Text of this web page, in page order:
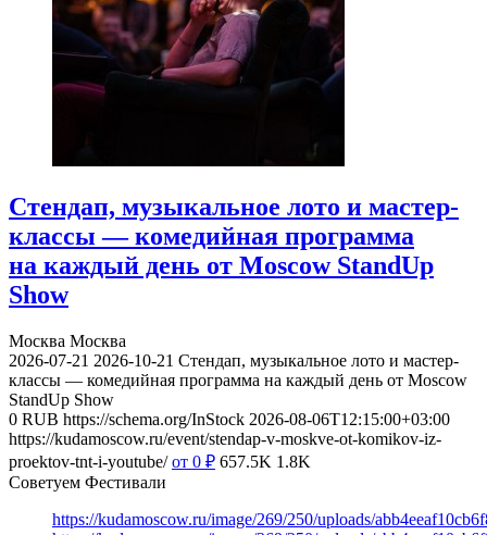
Стендап, музыкальное лото и мастер-
классы — комедийная программа
на каждый день от Moscow StandUp
Show
Москва Москва
2026-07-21 2026-10-21 Стендап, музыкальное лото и мастер-
классы — комедийная программа на каждый день от Moscow
StandUp Show
0 RUB https://schema.org/InStock 2026-08-06T12:15:00+03:00
https://kudamoscow.ru/event/stendap-v-moskve-ot-komikov-iz-
proektov-tnt-i-youtube/ от 0 ₽ 657.5K 1.8K
Советуем Фестивали
https://kudamoscow.ru/image/269/250/uploads/